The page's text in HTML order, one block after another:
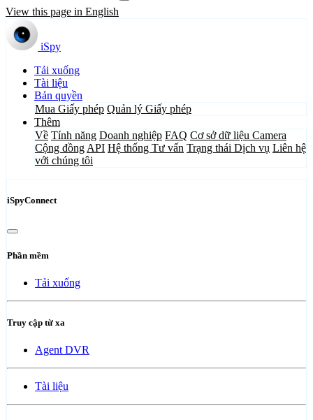
View this page in English
iSpy
Tải xuống
Tài liệu
Bản quyền
Mua Giấy phép Quản lý Giấy phép
Thêm
Về Tính năng Doanh nghiệp FAQ Cơ sở dữ liệu Camera
Cộng đồng API Hệ thống Tư vấn Trạng thái Dịch vụ Liên hệ
với chúng tôi
iSpyConnect
Phần mềm
Tải xuống
Truy cập từ xa
Agent DVR
Tài liệu